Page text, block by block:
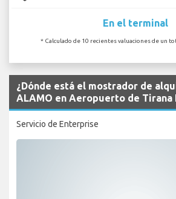
En el terminal
* Calculado de 10 recientes valuaciones de un
¿Dónde está el mostrador de
ALAMO en Aeropuerto de Tirana
Servicio de Enterprise